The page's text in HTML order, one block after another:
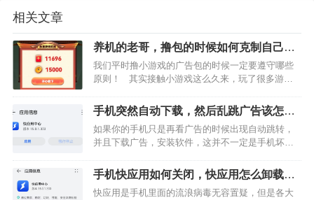
相关文章
养机的老哥，撸包的时候如何克制自己遵
守原则？
我们平时撸小游戏的广告包的时候一定要遵守哪些
原则！ 其实接触小游戏这么久来，玩了很多游
爽，想继续玩但是很多有很多活动很吸引人，如果
自己…
手机突然自动下载，然后乱跳广告该怎么
办？是不是中病毒或者手机坏了？
如果你的手机只是再看广告的时候出现自动跳转，
并且下载广告，安装软件，这并不一定是手机坏
教大家如何避免手机经常出现胡乱跳转甚至自动安
装软件的情况！在电脑时代最…
手机快应用如何关闭，快应用怎么卸载
掉?
快应用是手机里面的流浪病毒无容置疑，但是各大